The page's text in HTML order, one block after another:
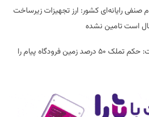
صنفی رایانه‌ای کشور: ارز تجهیزات زیرساخت
است تامین نشده
مدیرعامل مخابرات: حکم تملک ۵۰ درصد زمین فرودگاه پیام را